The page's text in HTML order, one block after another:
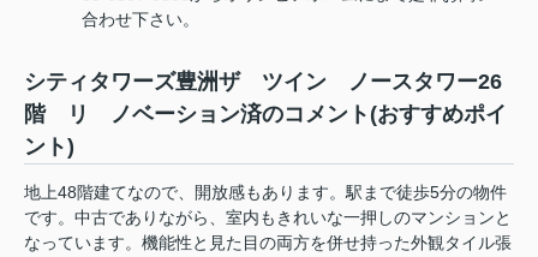
合わせ下さい。
シティタワーズ豊洲ザ ツイン ノースタワー26
階 リ ノベーション済のコメント(おすすめポイ
ント)
地上48階建てなので、開放感もあります。駅まで徒歩5分の物件
です。中古でありながら、室内もきれいな一押しのマンションと
なっています。機能性と見た目の両方を併せ持った外観タイル張